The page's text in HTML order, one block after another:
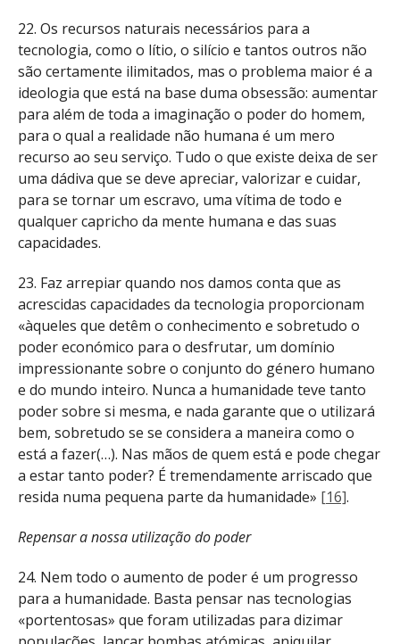
22. Os recursos naturais necessários para a
tecnologia, como o lítio, o silício e tantos outros não
são certamente ilimitados, mas o problema maior é a
ideologia que está na base duma obsessão: aumentar
para além de toda a imaginação o poder do homem,
para o qual a realidade não humana é um mero
recurso ao seu serviço. Tudo o que existe deixa de ser
uma dádiva que se deve apreciar, valorizar e cuidar,
para se tornar um escravo, uma vítima de todo e
qualquer capricho da mente humana e das suas
capacidades.
23. Faz arrepiar quando nos damos conta que as
acrescidas capacidades da tecnologia proporcionam
«àqueles que detêm o conhecimento e sobretudo o
poder económico para o desfrutar, um domínio
impressionante sobre o conjunto do género humano
e do mundo inteiro. Nunca a humanidade teve tanto
poder sobre si mesma, e nada garante que o utilizará
bem, sobretudo se se considera a maneira como o
está a fazer(…). Nas mãos de quem está e pode chegar
a estar tanto poder? É tremendamente arriscado que
resida numa pequena parte da humanidade» [16].
Repensar a nossa utilização do poder
24. Nem todo o aumento de poder é um progresso
para a humanidade. Basta pensar nas tecnologias
«portentosas» que foram utilizadas para dizimar